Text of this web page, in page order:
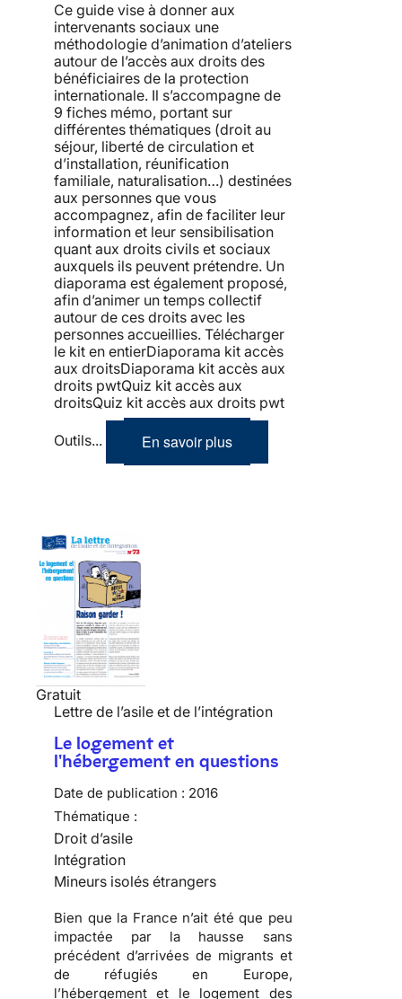
Ce guide vise à donner aux
intervenants sociaux une
méthodologie d’animation d’ateliers
autour de l’accès aux droits des
bénéficiaires de la protection
internationale. Il s’accompagne de
9 fiches mémo, portant sur
différentes thématiques (droit au
séjour, liberté de circulation et
d’installation, réunification
familiale, naturalisation…) destinées
aux personnes que vous
accompagnez, afin de faciliter leur
information et leur sensibilisation
quant aux droits civils et sociaux
auxquels ils peuvent prétendre. Un
diaporama est également proposé,
afin d’animer un temps collectif
autour de ces droits avec les
personnes accueillies. Télécharger
le kit en entierDiaporama kit accès
aux droitsDiaporama kit accès aux
droits pwtQuiz kit accès aux
droitsQuiz kit accès aux droits pwt
Outils... En savoir plus
Gratuit
Lettre de l’asile et de l’intégration
Le logement et
l'hébergement en questions
Date de publication : 2016
Thématique :
Droit d’asile
Intégration
Mineurs isolés étrangers
Bien que la France n’ait été que peu
impactée par la hausse sans
précédent d’arrivées de migrants et
de réfugiés en Europe,
l’hébergement et le logement des